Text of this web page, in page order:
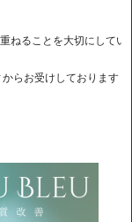
ねることを大切にしてい
らお受けしております